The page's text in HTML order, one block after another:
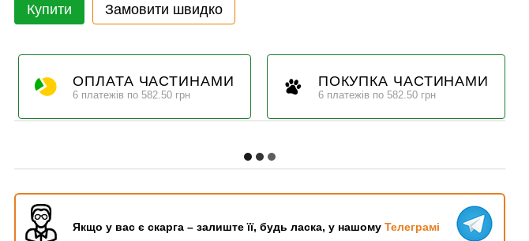
Купити Замовити швидко
ОПЛАТА ЧАСТИНАМИ
6 платежів по 582.50 грн
ПОКУПКА ЧАСТИНАМИ
6 платежів по 582.50 грн
Якщо у вас є скарга – залиште її, будь ласка, у нашому Телеграмі